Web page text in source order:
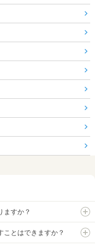
ますか？
ことはできますか？